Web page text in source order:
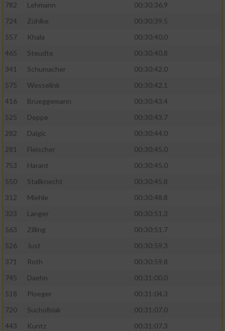
782
Lehmann
00:30:36.9
724
Zühlke
00:30:39.5
557
Khala
00:30:40.0
465
Steudte
00:30:40.8
341
Schumacher
00:30:42.0
575
Wesselink
00:30:42.1
416
Brueggemann
00:30:43.4
525
Deppe
00:30:43.7
282
Dalgic
00:30:44.0
281
Fleischer
00:30:45.0
753
Harant
00:30:45.0
550
Stallknecht
00:30:45.8
312
Miehle
00:30:48.8
323
Langer
00:30:51.3
563
Zilling
00:30:51.7
526
Just
00:30:59.3
371
Roth
00:30:59.8
745
Daehn
00:31:00.0
518
Ploeger
00:31:04.3
720
Sucholbiak
00:31:07.0
443
Kuntz
00:31:07.3